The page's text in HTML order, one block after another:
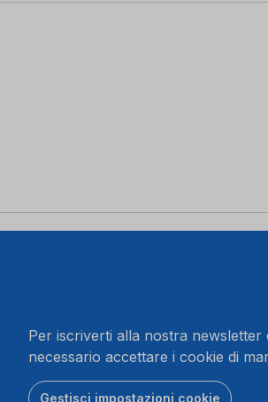
Per iscriverti alla nostra
necessario accettare i cookie di
Gestisci impostazioni cookie